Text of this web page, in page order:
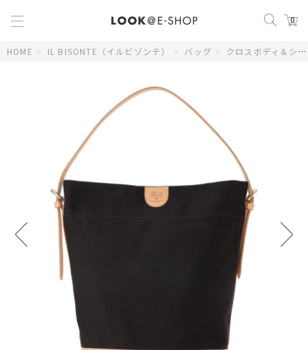
0
HOME > IL BISONTE（イルビゾンテ） > バッグ > クロスボディ＆ショルダーバッグ